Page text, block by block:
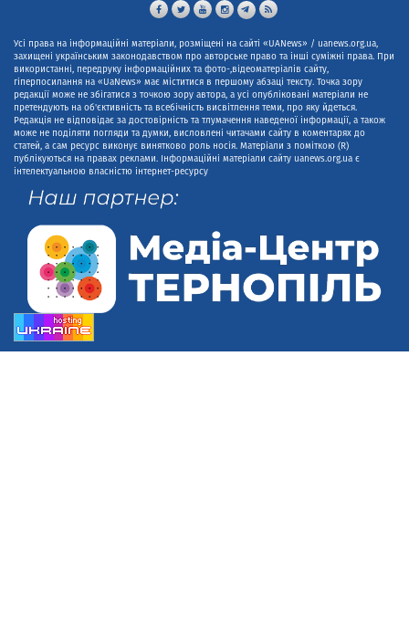
Усі права на інформаційні матеріали, розміщені на сайті «UANews» / uanews.org.ua,
захищені українським законодавством про авторське право та інші суміжні права. При
використанні, передруку інформаційних та фото-,відеоматеріалів сайту,
гіперпосилання на «UaNews» має міститися в першому абзаці тексту. Точка зору
редакції може не збігатися з точкою зору автора, а усі опубліковані матеріали не
претендують на об'єктивність та всебічність висвітлення теми, про яку йдеться.
Редакція не відповідає за достовірність та тлумачення наведеної інформації, а також
може не поділяти погляди та думки, висловлені читачами сайту в коментарях до
статей, а сам ресурс виконує винятково роль носія. Матеріали з поміткою (R)
публікуються на правах реклами. Інформаційні матеріали сайту uanews.org.ua є
інтелектуальною власністю інтернет-ресурсу